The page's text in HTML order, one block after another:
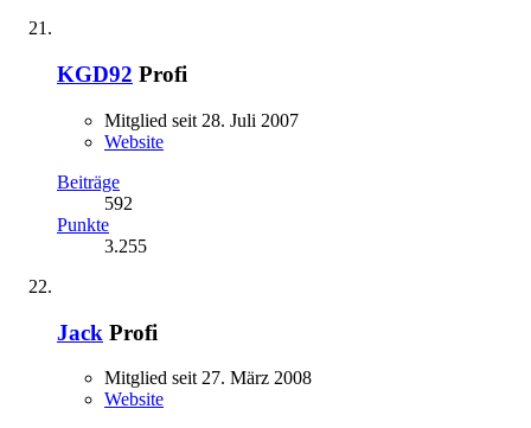
KGD92 Profi
Mitglied seit 28. Juli 2007
Website
Beiträge
592
Punkte
3.255
Jack Profi
Mitglied seit 27. März 2008
Website